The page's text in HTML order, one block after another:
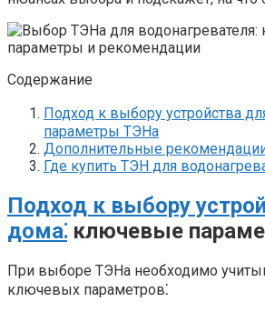
Содержание
Подход к выбору устройства
параметры ТЭНа
Дополнительные
Где купить ТЭН для
Подход к выбору
дома⁚ключевые
При выборе ТЭНа необходимо
ключевых параметров⁚